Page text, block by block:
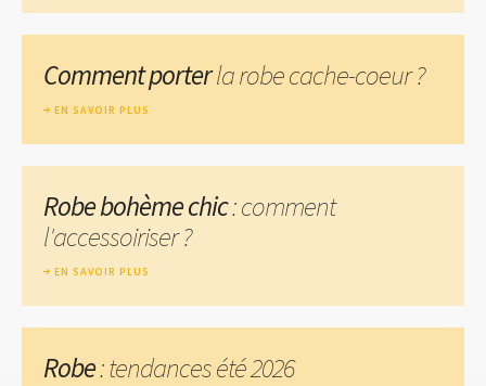
Comment porterla robe cache-coeur ?
EN SAVOIR PLUS
Robe bohème chic: comment
l'accessoiriser ?
EN SAVOIR PLUS
Robe: tendances été 2026